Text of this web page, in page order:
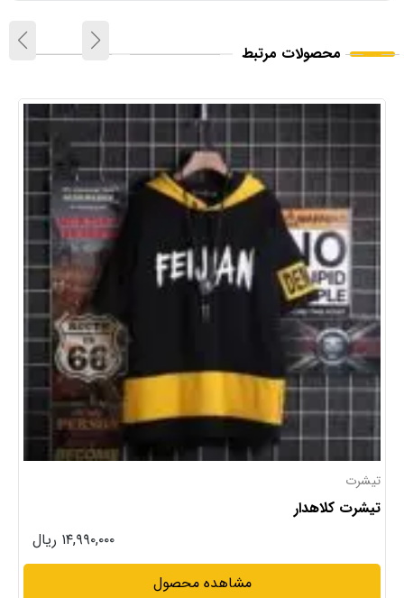
محصولات مرتبط
تیشرت
تیشرت کلاهدار
۱۴,۹۹۰,۰۰۰ ریال
مشاهده محصول